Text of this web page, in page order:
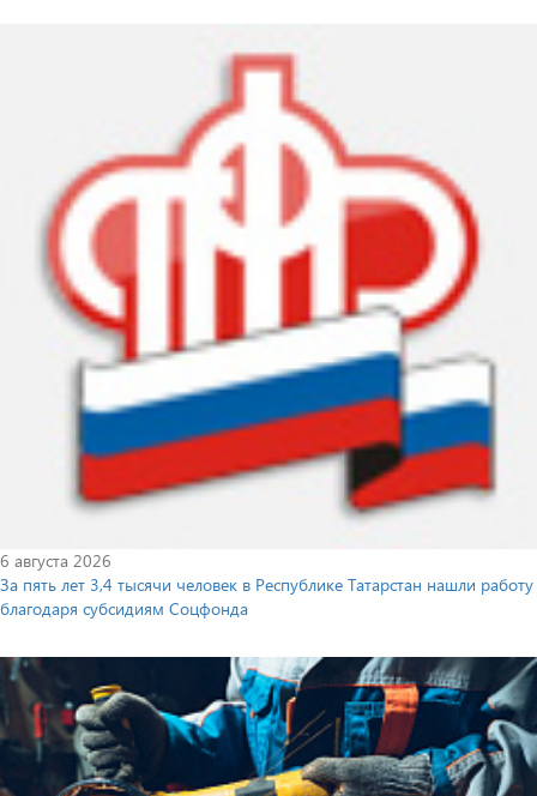
6 августа 2026
За пять лет 3,4 тысячи человек в Республике Татарстан нашли работу
благодаря субсидиям Соцфонда